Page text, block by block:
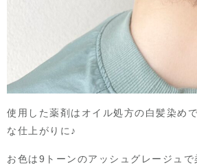
使用した薬剤はオイル処方の白髪染め
な仕上がりに♪
お色は9トーンのアッシュグレージュ